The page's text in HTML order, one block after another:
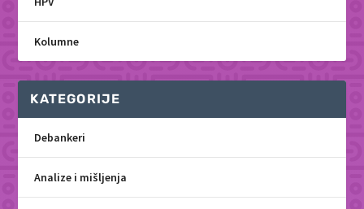
Kolumne
KATEGORIJE
Debankeri
Analize i mišljenja